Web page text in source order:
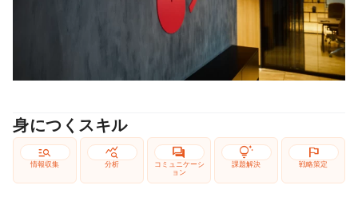
身につくスキル
manage_search
情報収集
query_stats
分析
forum
コミュニケーシ
ョン
tips_and_updates
課題解決
flag
戦略策定